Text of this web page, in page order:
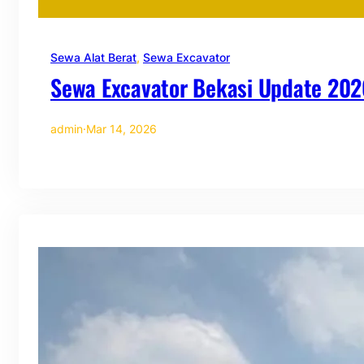
Sewa Alat Berat, Sewa Excavator
Sewa Excavator Bekasi Update
admin·Mar 14, 2026